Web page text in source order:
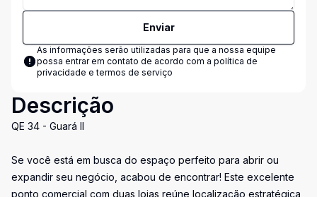
Enviar
As informações serão utilizadas para que a nossa equipe
possa entrar em contato de acordo com a política de
privacidade e termos de serviço
Descrição
QE 34 - Guará II
Se você está em busca do espaço perfeito para abrir ou
expandir seu negócio, acabou de encontrar! Este excelente
ponto comercial com duas lojas reúne localização estratégica,